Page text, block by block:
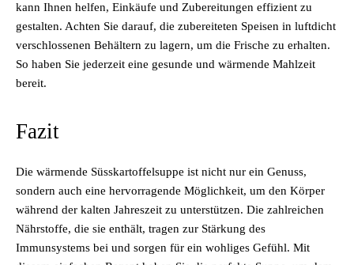
kann Ihnen helfen, Einkäufe und Zubereitungen effizient zu
gestalten. Achten Sie darauf, die zubereiteten Speisen in luftdicht
verschlossenen Behältern zu lagern, um die Frische zu erhalten.
So haben Sie jederzeit eine gesunde und wärmende Mahlzeit
bereit.
Fazit
Die wärmende Süsskartoffelsuppe ist nicht nur ein Genuss,
sondern auch eine hervorragende Möglichkeit, um den Körper
während der kalten Jahreszeit zu unterstützen. Die zahlreichen
Nährstoffe, die sie enthält, tragen zur Stärkung des
Immunsystems bei und sorgen für ein wohliges Gefühl. Mit